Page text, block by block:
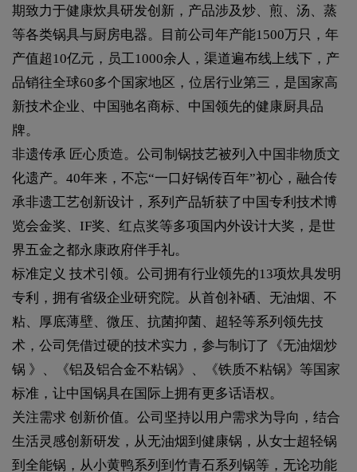
期致力于健康炊具研发创新，产品涉及炒、煎、汤、蒸
等各类锅具与厨房电器。目前公司年产能1500万只，年
产值超10亿元，员工1000余人，渠道遍布线上线下，产
品销往全球60多个国家地区，位居行业第三，是国家高
新技术企业、中国驰名商标、中国领先的健康厨具品
牌。
非遗传承 匠心质造。公司制锅技艺被列入中国非物质文
化遗产。40年来，不忘“一口好锅传百年”初心，融合传
承非遗工艺创新设计，系列产品斩获了中国专利技术博
览会金奖、IF奖、红点奖等多项国内外设计大奖，是世
界五金之都永康政府伴手礼。
标准定义 技术引领。公司拥有行业领先的13项炊具发明
专利，拥有省级企业研究院。从首创补硒、无油烟、不
粘、厚底薄壁、微压、抗菌抑菌、超轻等系列领先技
术，公司凭借过硬的技术实力，参与制订了《无油烟炒
锅 》、《铝及铝合金不粘锅》、《铁质不粘锅》等国家
标准，让中国锅具在国际上拥有更多话语权。
关注需求 创新价值。公司坚持以用户需求为导向，结合
生活灵感创新研发，从无油烟到健康锅，从女士超轻锅
到全能锅，从小黄鸭系列到竹青石系列锅等，无论功能